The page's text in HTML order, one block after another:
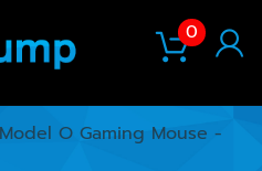
0
O Gaming Mouse -